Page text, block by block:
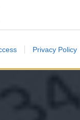
Privacy Policy